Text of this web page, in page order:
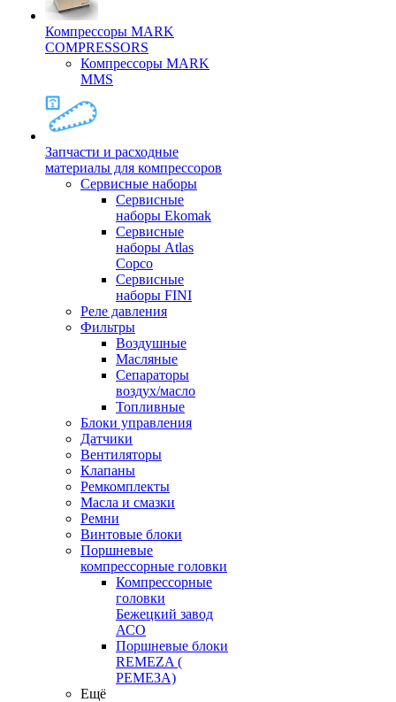
Компрессоры MARK
COMPRESSORS
Компрессоры MARK
MMS
Запчасти и расходные
материалы для компрессоров
Cервисные наборы
Сервисные
наборы Ekomak
Cервисные
наборы Atlas
Copco
Сервисные
наборы FINI
Реле давления
Фильтры
Воздушные
Масляные
Сепараторы
воздух/масло
Топливные
Блоки управления
Датчики
Вентиляторы
Клапаны
Ремкомплекты
Масла и смазки
Ремни
Винтовые блоки
Поршневые
компрессорные головки
Компрессорные
головки
Бежецкий завод
АСО
Поршневые блоки
REMEZA (
РЕМЕЗА)
Ещё